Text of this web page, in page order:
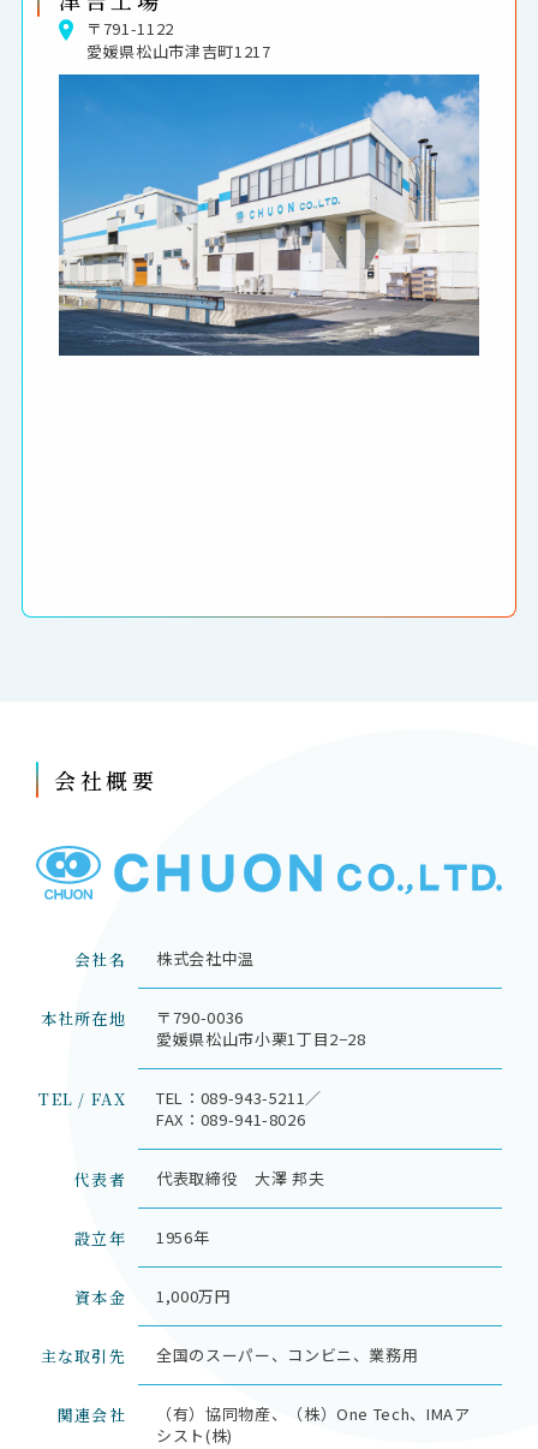
〒791-1122
愛媛県松山市津吉町1217
会社概要
会社名 株式会社中温
本社所在地
〒790-0036
愛媛県松山市小栗1丁目2−28
TEL / FAX
TEL：089-943-5211／
FAX：089-941-8026
代表者 代表取締役 大澤 邦夫
設立年 1956年
資本金 1,000万円
主な取引先 全国のスーパー、コンビニ、業務用
関連会社
（有）協同物産、（株）One Tech、IMAア
シスト(株)